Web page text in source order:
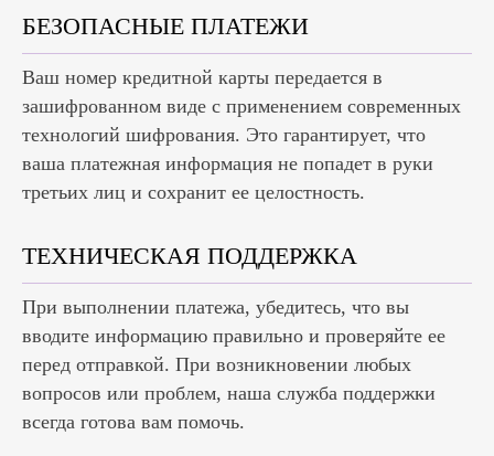
БЕЗОПАСНЫЕ ПЛАТЕЖИ
Ваш номер кредитной карты передается в
зашифрованном виде с применением современных
технологий шифрования. Это гарантирует, что
ваша платежная информация не попадет в руки
третьих лиц и сохранит ее целостность.
ТЕХНИЧЕСКАЯ ПОДДЕРЖКА
При выполнении платежа, убедитесь, что вы
вводите информацию правильно и проверяйте ее
перед отправкой. При возникновении любых
вопросов или проблем, наша служба поддержки
всегда готова вам помочь.